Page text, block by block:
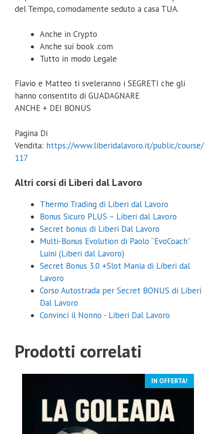
del Tempo, comodamente seduto a casa TUA.
Anche in Crypto
Anche sui book .com
Tutto in modo Legale
Flavio e Matteo ti sveleranno i SEGRETI che gli
hanno consentito di GUADAGNARE
ANCHE + DEI BONUS
Pagina Di
Vendita: https://www.liberidalavoro.it/public/course/
117
Altri corsi di Liberi dal Lavoro
Thermo Trading di Liberi dal Lavoro
Bonus Sicuro PLUS – Liberi dal Lavoro
Secret bonus di Liberi Dal Lavoro
Multi-Bonus Evolution di Paolo “EvoCoach”
Luini (Liberi dal Lavoro)
Secret Bonus 3.0 +Slot Mania di Liberi dal
Lavoro
Corso Autostrada per Secret BONUS di Liberi
Dal Lavoro
Convinci il Nonno - Liberi Dal Lavoro
Prodotti correlati
IN OFFERTA!